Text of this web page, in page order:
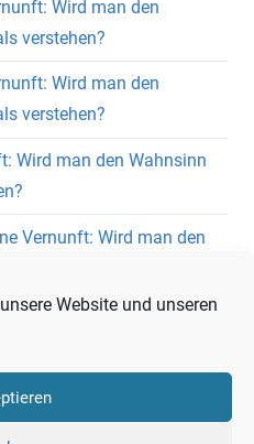
Website und unseren
Wird man den
verstehen?
Wird man den
verstehen?
Wird man den Wahnsinn
Vernunft: Wird man den